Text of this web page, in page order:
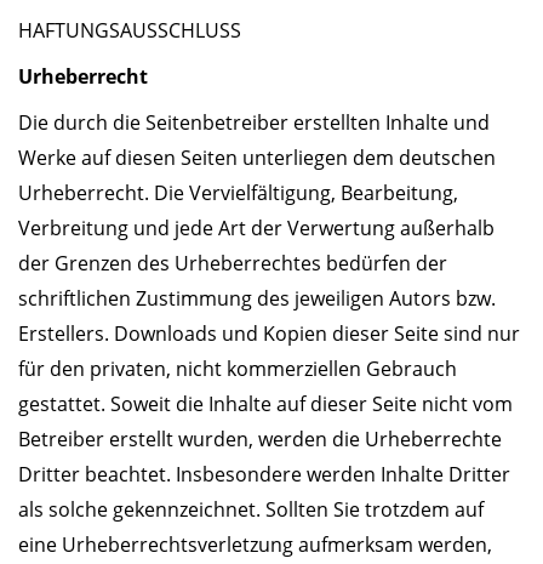
HAFTUNGSAUSSCHLUSS
Urheberrecht
Die durch die Seitenbetreiber erstellten Inhalte und
Werke auf diesen Seiten unterliegen dem deutschen
Urheberrecht. Die Vervielfältigung, Bearbeitung,
Verbreitung und jede Art der Verwertung außerhalb
der Grenzen des Urheberrechtes bedürfen der
schriftlichen Zustimmung des jeweiligen Autors bzw.
Erstellers. Downloads und Kopien dieser Seite sind nur
für den privaten, nicht kommerziellen Gebrauch
gestattet. Soweit die Inhalte auf dieser Seite nicht vom
Betreiber erstellt wurden, werden die Urheberrechte
Dritter beachtet. Insbesondere werden Inhalte Dritter
als solche gekennzeichnet. Sollten Sie trotzdem auf
eine Urheberrechtsverletzung aufmerksam werden,